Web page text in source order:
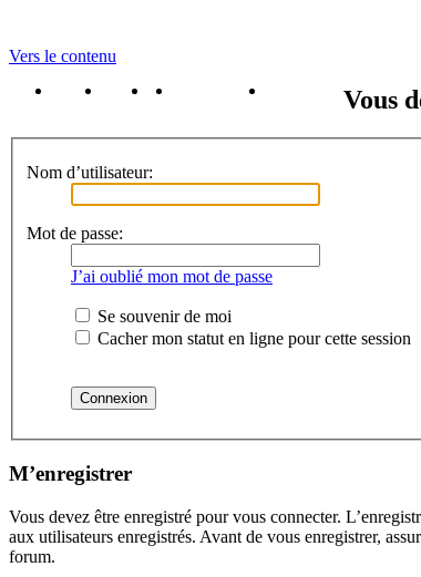
Vers le contenu
portail
forum faq m'enregister Vous
Nom d’utilisateur:
Mot de passe:
J’ai oublié mon mot de passe
Se souvenir de moi
Cacher mon statut en ligne pour cette session
M’enregistrer
Vous devez être enregistré pour vous connecter.
aux utilisateurs enregistrés. Avant de vous enregistrer,
forum.